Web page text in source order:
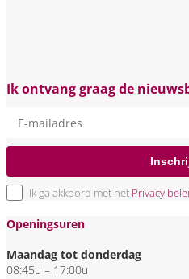
Ik ontvang graag de
Ik ga akkoord met het Privacy
Openingsuren
Maandag tot donderdag
08:45u – 17:00u